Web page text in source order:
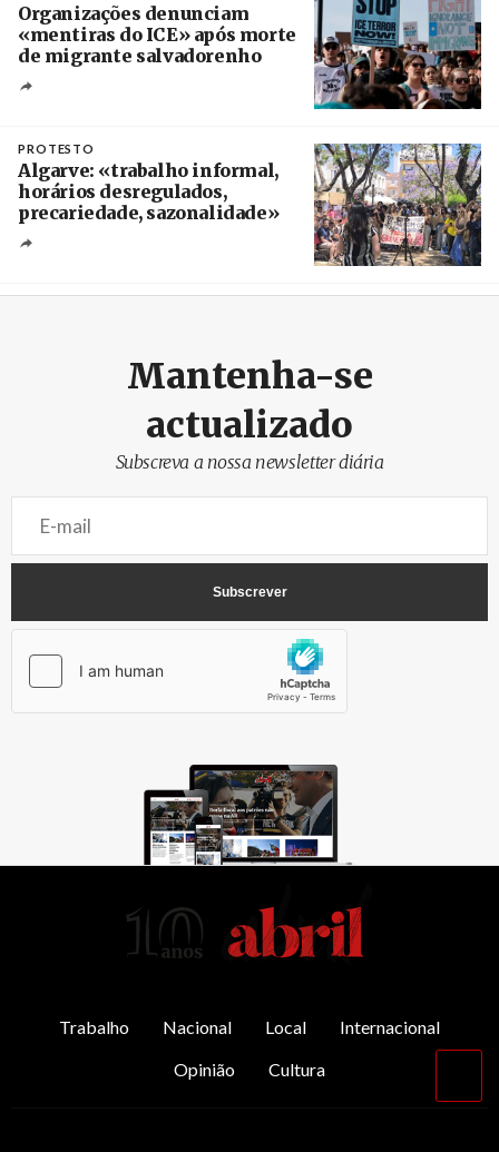
Organizações denunciam
«mentiras do ICE» após morte
de migrante salvadorenho
PROTESTO
Algarve: «trabalho informal,
horários desregulados,
precariedade, sazonalidade»
Mantenha-se
actualizado
Subscreva a nossa newsletter diária
Trabalho Nacional Local
Internacional
Opinião
Cultura